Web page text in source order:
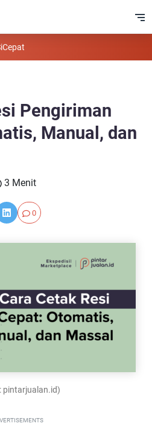
Pengiriman
Manual, dan
3 Menit
0
pintarjualan.id)